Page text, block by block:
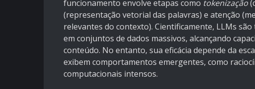
funcionamento envolve etapas como tokenização
(representação vetorial das palavras) e atenção
relevantes do contexto). Cientificamente, LLMs
em conjuntos de dados massivos, alcançando
conteúdo. No entanto, sua eficácia depende da
exibem comportamentos emergentes, como
computacionais intensos.